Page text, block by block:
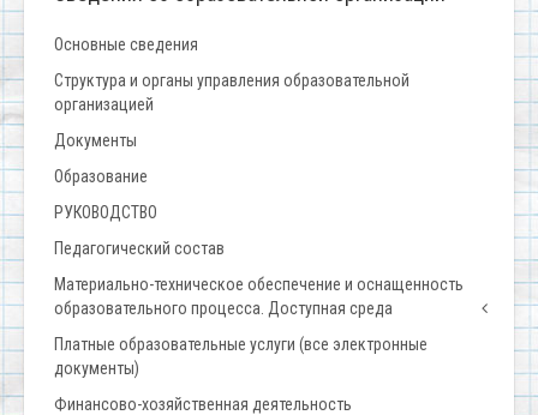
Основные сведения
Структура и органы управления образовательной
организацией
Документы
Образование
РУКОВОДСТВО
Педагогический состав
Материально-техническое обеспечение и оснащенность
образовательного процесса. Доступная среда
Платные образовательные услуги (все электронные
документы)
Финансово-хозяйственная деятельность